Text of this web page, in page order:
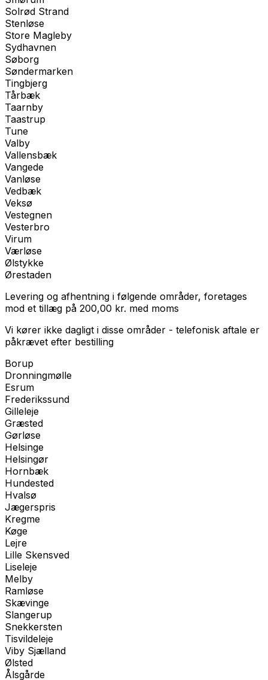
Solrød Strand
Stenløse
Store Magleby
Sydhavnen
Søborg
Søndermarken
Tingbjerg
Tårbæk
Taarnby
Taastrup
Tune
Valby
Vallensbæk
Vangede
Vanløse
Vedbæk
Veksø
Vestegnen
Vesterbro
Virum
Værløse
Ølstykke
Ørestaden
Levering og afhentning i følgende områder, foretages
mod et tillæg på 200,00 kr. med moms
Vi kører ikke dagligt i disse områder - telefonisk aftale er
påkrævet efter bestilling
Borup
Dronningmølle
Esrum
Frederikssund
Gilleleje
Græsted
Gørløse
Helsinge
Helsingør
Hornbæk
Hundested
Hvalsø
Jægerspris
Kregme
Køge
Lejre
Lille Skensved
Liseleje
Melby
Ramløse
Skævinge
Slangerup
Snekkersten
Tisvildeleje
Viby Sjælland
Ølsted
Ålsgårde